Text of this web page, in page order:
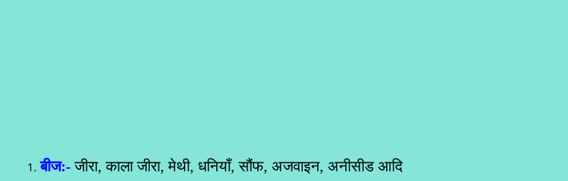
बीज:- जीरा, काला जीरा, मेथी, धनियाँ, सौंफ, अजवाइन, अनीसीड आदि